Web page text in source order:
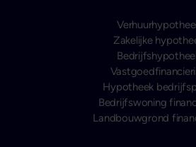
Zakelijke
Hypotheek
Bedrijfswoning
Landbouwgrond